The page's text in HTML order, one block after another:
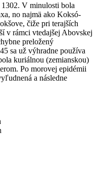
V minulosti bola
no najmä ako Koksó-
čiže pri terajších
v rámci vtedajšej Abovskej
preložený
sa už výhradne používa
kuriálnou (zemianskou)
Po morovej epidémii
a následne